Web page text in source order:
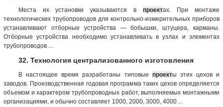
Места их установки указываются в проектах. При монтаже
технологических трубопроводов для контрольно-измерительных приборов
устанавливают отборные устройства — бобышки, штуцера, карманы.
Отборные устройства необходимо устанавливать в узлах и элементах
трубопроводов ...
32. Технология централизованного изготовления
В настоящее время разработаны типовые проекты этих цехов и
заводов. Производственная годовая программа таких цехов определяется
объемом и характером трубопроводных работ, выполняемых монтажными
организациями, и обычно составляет 1000, 2000, 3000, 4000 ...